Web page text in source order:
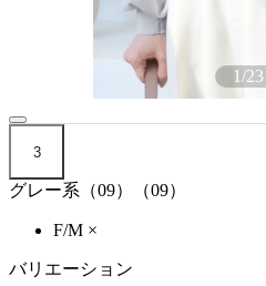
1/23
3
グレー系（09）（09）
F/M ×
バリエーション